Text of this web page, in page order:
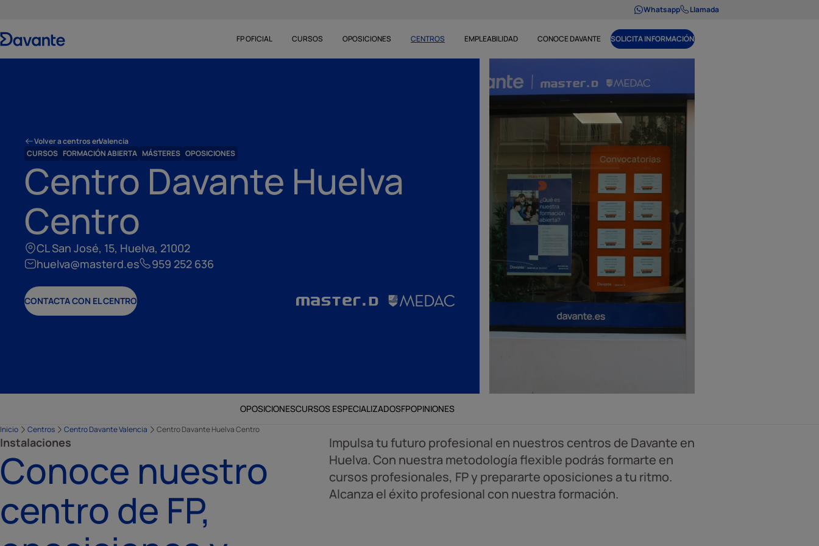
Whatsapp Llamada
FP OFICIAL CURSOS OPOSICIONES CENTROS EMPLEABILIDAD CONOCE DAVANTE SOLICITA INFORMACIÓN
Volver a centros enValencia
CURSOS FORMACIÓN ABIERTA MÁSTERES OPOSICIONES
Centro Davante Huelva
Centro
CL San José, 15, Huelva, 21002
huelva@masterd.es
959 252 636
CONTACTA CON EL CENTRO
OPOSICIONESCURSOS ESPECIALIZADOSFPOPINIONES
Inicio Centros Centro Davante Valencia Centro Davante Huelva Centro
Instalaciones
Conoce nuestro
centro de FP,
Impulsa tu futuro profesional en nuestros centros de Davante en
Huelva. Con nuestra metodología flexible podrás formarte en
cursos profesionales, FP y prepararte oposiciones a tu ritmo.
Alcanza el éxito profesional con nuestra formación.